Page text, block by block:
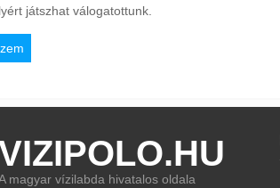
játszhat válogatottunk.
magyar vízilabda hivatalos oldala